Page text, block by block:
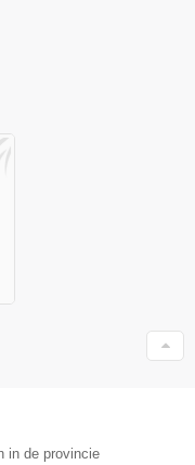
in de provincie